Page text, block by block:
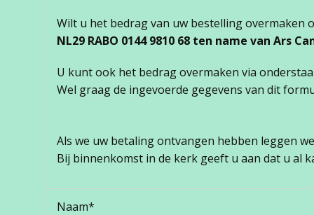
Wilt u het bedrag van uw bestelling overmaken
NL29 RABO 0144 9810 68 ten name van Ars
U kunt ook het bedrag overmaken via
Wel graag de ingevoerde gegevens van dit
Als we uw betaling ontvangen hebben leggen
Bij binnenkomst in de kerk geeft u aan dat u al
Naam*